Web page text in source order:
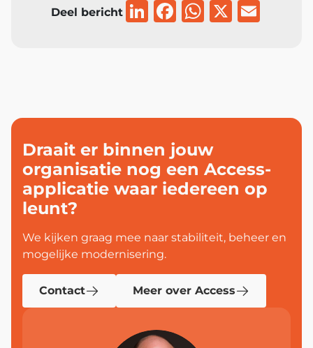
Deel bericht LinkedIn
Facebook
X
Draait er binnen jouw
organisatie nog een Access-
applicatie waar iedereen op
leunt?
We kijken graag mee naar stabiliteit, beheer en
mogelijke modernisering.
Contact Meer over Access